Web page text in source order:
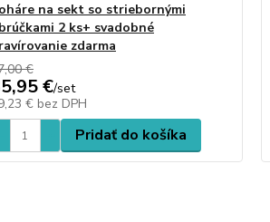
na sekt so striebornými
2 ks+ svadobné
zdarma
€
€/set
€ bez DPH
Pridať do košíka